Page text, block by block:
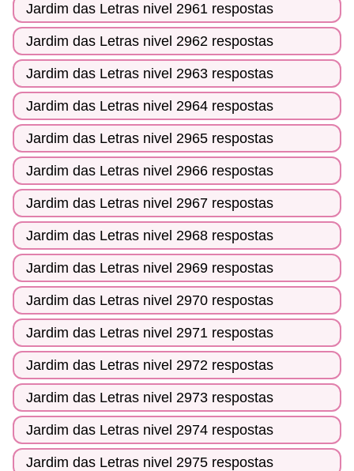
Jardim das Letras nivel 2961 respostas
Jardim das Letras nivel 2962 respostas
Jardim das Letras nivel 2963 respostas
Jardim das Letras nivel 2964 respostas
Jardim das Letras nivel 2965 respostas
Jardim das Letras nivel 2966 respostas
Jardim das Letras nivel 2967 respostas
Jardim das Letras nivel 2968 respostas
Jardim das Letras nivel 2969 respostas
Jardim das Letras nivel 2970 respostas
Jardim das Letras nivel 2971 respostas
Jardim das Letras nivel 2972 respostas
Jardim das Letras nivel 2973 respostas
Jardim das Letras nivel 2974 respostas
Jardim das Letras nivel 2975 respostas